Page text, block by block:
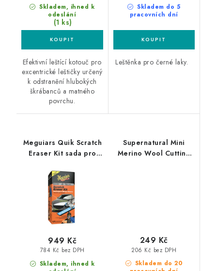
Skladem, ihned k
odeslání
(1 ks)
Efektivní leštící kotouč pro
excentrické leštičky určený
k odstranění hlubokých
škrábanců a matného
povrchu.
Skladem do 5
pracovních dní
Leštěnka pro černé laky.
Meguiars Quik Scratch
Eraser Kit sada pro
defektů laku
Skladem, ihned k
784 Kč bez DPH
949 Kč
Supernatural Mini
Merino Wool Cutting
Skladem do 20
206 Kč bez DPH
249 Kč